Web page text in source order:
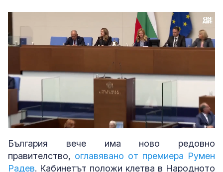
Unmute Loaded:
23.66%
България вече има ново редовно
правителство, оглавявано от премиера Румен
Радев. Кабинетът положи клетва в Народното